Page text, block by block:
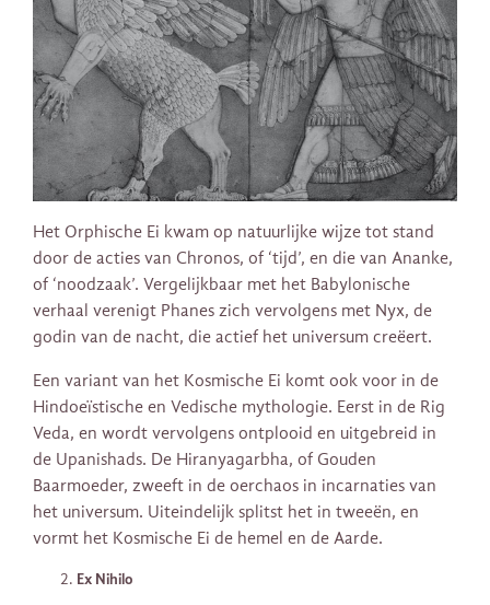
Het Orphische Ei kwam op natuurlijke wijze tot stand
door de acties van Chronos, of ‘tijd’, en die van Ananke,
of ‘noodzaak’. Vergelijkbaar met het Babylonische
verhaal verenigt Phanes zich vervolgens met Nyx, de
godin van de nacht, die actief het universum creëert.
Een variant van het Kosmische Ei komt ook voor in de
Hindoeïstische en Vedische mythologie. Eerst in de Rig
Veda, en wordt vervolgens ontplooid en uitgebreid in
de Upanishads. De Hiranyagarbha, of Gouden
Baarmoeder, zweeft in de oerchaos in incarnaties van
het universum. Uiteindelijk splitst het in tweeën, en
vormt het Kosmische Ei de hemel en de Aarde.
Ex Nihilo